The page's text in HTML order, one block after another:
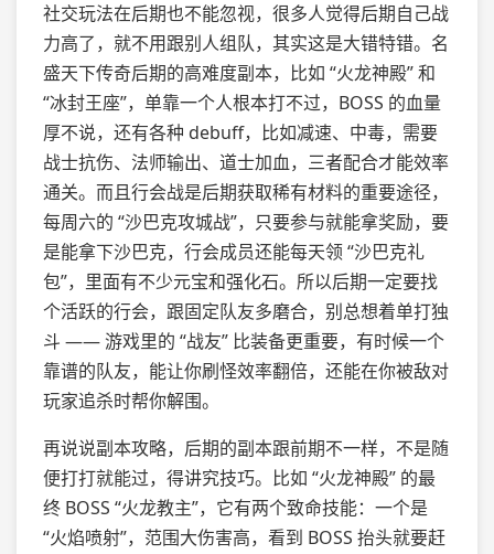
社交玩法在后期也不能忽视，很多人觉得后期自己战
力高了，就不用跟别人组队，其实这是大错特错。名
盛天下传奇后期的高难度副本，比如 “火龙神殿” 和
“冰封王座”，单靠一个人根本打不过，BOSS 的血量
厚不说，还有各种 debuff，比如减速、中毒，需要
战士抗伤、法师输出、道士加血，三者配合才能效率
通关。而且行会战是后期获取稀有材料的重要途径，
每周六的 “沙巴克攻城战”，只要参与就能拿奖励，要
是能拿下沙巴克，行会成员还能每天领 “沙巴克礼
包”，里面有不少元宝和强化石。所以后期一定要找
个活跃的行会，跟固定队友多磨合，别总想着单打独
斗 —— 游戏里的 “战友” 比装备更重要，有时候一个
靠谱的队友，能让你刷怪效率翻倍，还能在你被敌对
玩家追杀时帮你解围。
再说说副本攻略，后期的副本跟前期不一样，不是随
便打打就能过，得讲究技巧。比如 “火龙神殿” 的最
终 BOSS “火龙教主”，它有两个致命技能：一个是
“火焰喷射”，范围大伤害高，看到 BOSS 抬头就要赶